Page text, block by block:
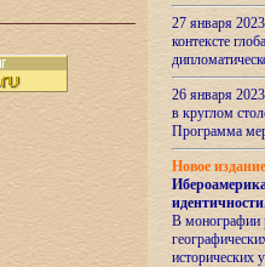
27 января
контексте
26 января
в круглом
Программа
Новое
идентичности
В монографии
исторических